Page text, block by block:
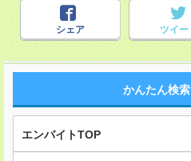
シェア ツイー
かんたん検
エンバイトTOP